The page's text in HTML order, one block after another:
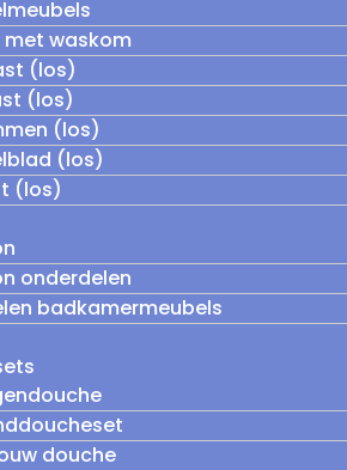
met waskom
(los)
(los)
(los)
(los)
(los)
onderdelen
badkamermeubels
douche